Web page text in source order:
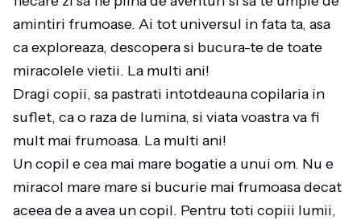
amintiri frumoase. Ai tot universul in fata ta, asa
ca exploreaza, descopera si bucura-te de toate
miracolele vietii. La multi ani!
Dragi copii, sa pastrati intotdeauna copilaria in
suflet, ca o raza de lumina, si viata voastra va fi
mult mai frumoasa. La multi ani!
Un copil e cea mai mare bogatie a unui om. Nu e
miracol mare mare si bucurie mai frumoasa decat
aceea de a avea un copil. Pentru toti copiii lumii,